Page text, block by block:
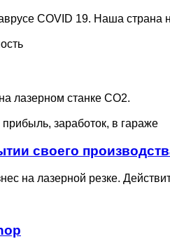
COVID 19. Наша страна
лазерном станке CO2.
своего
на лазерной резке.